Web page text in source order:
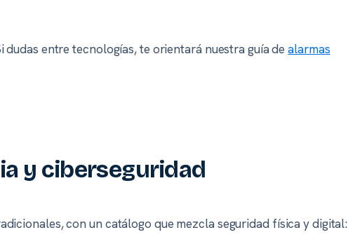
dudas entre tecnologías, te orientará nuestra guía dealarmas
y ciberseguridad
con un catálogo que mezcla seguridad física y digital: